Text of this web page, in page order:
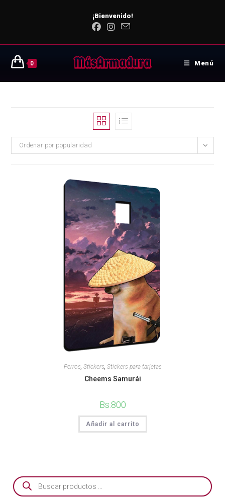
¡Bienvenido!
0 Menú
Ordenar por popularidad
Perros, Stickers, Stickers para tarjetas
Cheems Samurái
Bs. 800
Añadir al carrito